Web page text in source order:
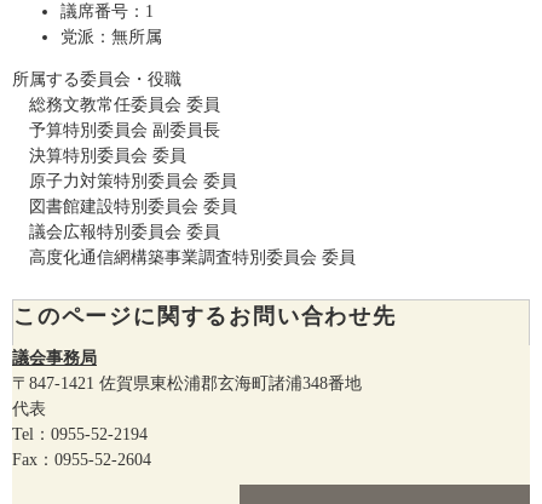
議席番号：1
党派：無所属
所属する委員会・役職
総務文教常任委員会 委員
予算特別委員会 副委員長
決算特別委員会 委員
原子力対策特別委員会 委員
図書館建設特別委員会 委員
​ 議会広報特別委員会 委員
高度化通信網構築事業調査特別委員会 委員
このページに関するお問い合わせ先
議会事務局
〒847-1421 佐賀県東松浦郡玄海町諸浦348番地
代表
Tel：0955-52-2194
Fax：0955-52-2604